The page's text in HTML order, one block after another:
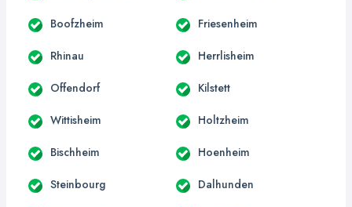
Boofzheim Friesenheim
Rhinau Herrlisheim
Offendorf Kilstett
Wittisheim Holtzheim
Bischheim Hoenheim
Steinbourg Dalhunden